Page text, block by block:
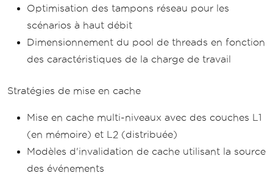
Optimisation des tampons réseau pour les
scénarios à haut débit
Dimensionnement du pool de threads en fonction
des caractéristiques de la charge de travail
Stratégies de mise en cache
Mise en cache multi-niveaux avec des couches L1
(en mémoire) et L2 (distribuée)
Modèles d'invalidation de cache utilisant la source
des événements